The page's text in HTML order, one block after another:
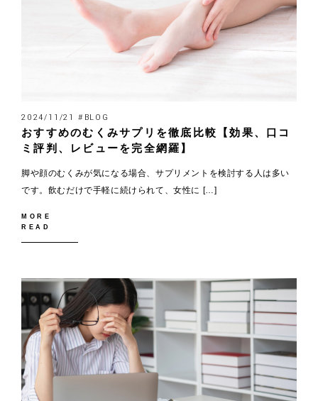
2024/11/21 #BLOG
おすすめのむくみサプリを徹底比較【効果、口コ
ミ評判、レビューを完全網羅】
脚や顔のむくみが気になる場合、サプリメントを検討する人は多い
です。飲むだけで手軽に続けられて、女性に […]
MORE
READ